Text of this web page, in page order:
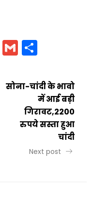
EmailGmail
सोना-चांदी के भावो
में आई बड़ी
गिरावट,2200
रुपये सस्ता हुआ
चांदी
Next post